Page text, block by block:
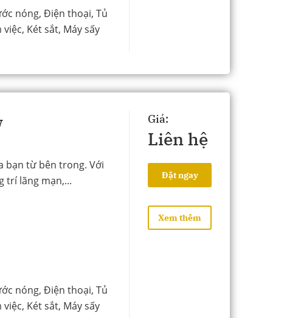
nóng, Điện thoại, Tủ
Két sắt, Máy sấy
bạn từ bên trong. Với
trí lãng mạn,...
nóng, Điện thoại, Tủ
Két sắt, Máy sấy
Giá:
Liên hệ
Đặt ngay
Xem thêm